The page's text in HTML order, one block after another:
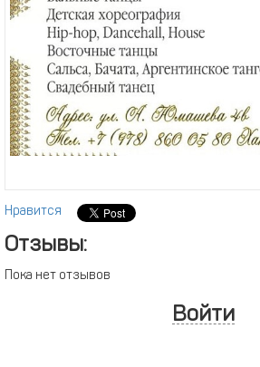
Нравится
Отзывы:
Пока нет отзывов
Войти